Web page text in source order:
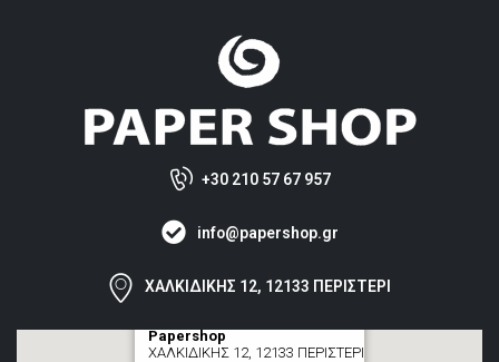
+30 210 57 67 957
info@papershop.gr
ΧΑΛΚΙΔΙΚΗΣ 12, 12133 ΠΕΡΙΣΤΕΡΙ
Papershop
ΧΑΛΚΙΔΙΚΗΣ 12, 12133 ΠΕΡΙΣΤΕΡΙ